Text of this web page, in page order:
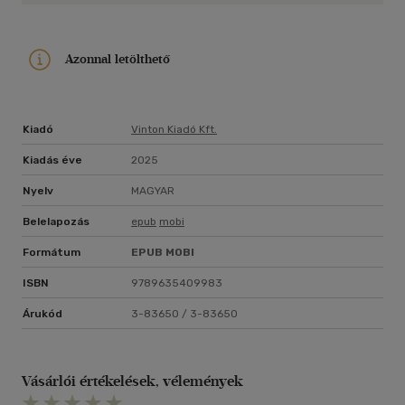
Azonnal letölthető
Kiadó Vinton Kiadó Kft.
Kiadás éve 2025
Nyelv MAGYAR
Belelapozás epub mobi
Formátum EPUB MOBI
ISBN 9789635409983
Árukód 3-83650 / 3-83650
Vásárlói értékelések, vélemények